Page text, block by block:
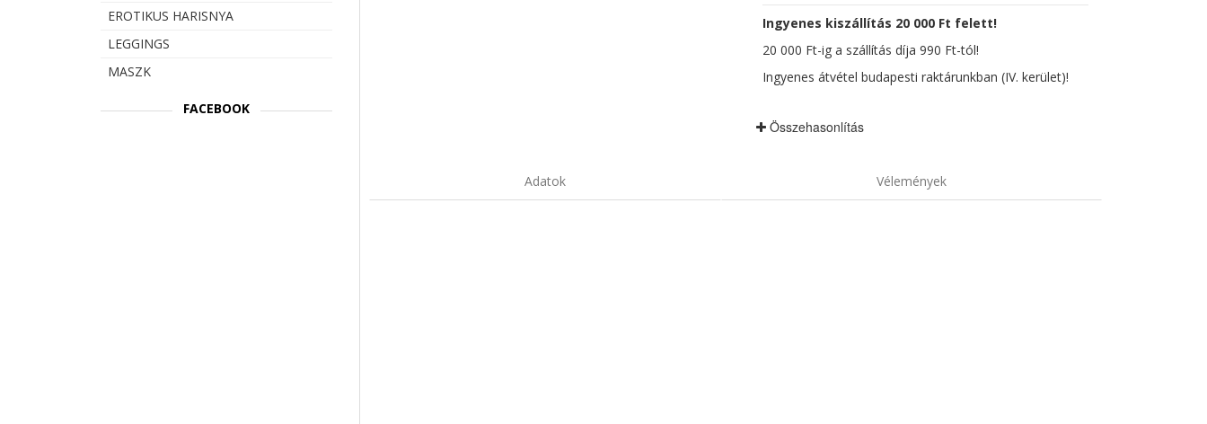
EROTIKUS HARISNYA
LEGGINGS
MASZK
FACEBOOK
Ingyenes kiszállítás 20 000 Ft felett!
20 000 Ft-ig a szállítás díja 990 Ft-tól!
Ingyenes átvétel budapesti raktárunkban (IV. kerület)!
Összehasonlítás
Adatok Vélemények